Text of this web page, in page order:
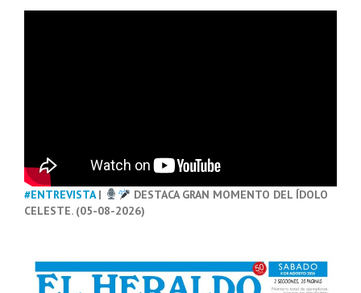
#ENTREVISTA|
DESTACA GRAN MOMENTO DEL ÍDOLO
CELESTE. (05-08-2026)